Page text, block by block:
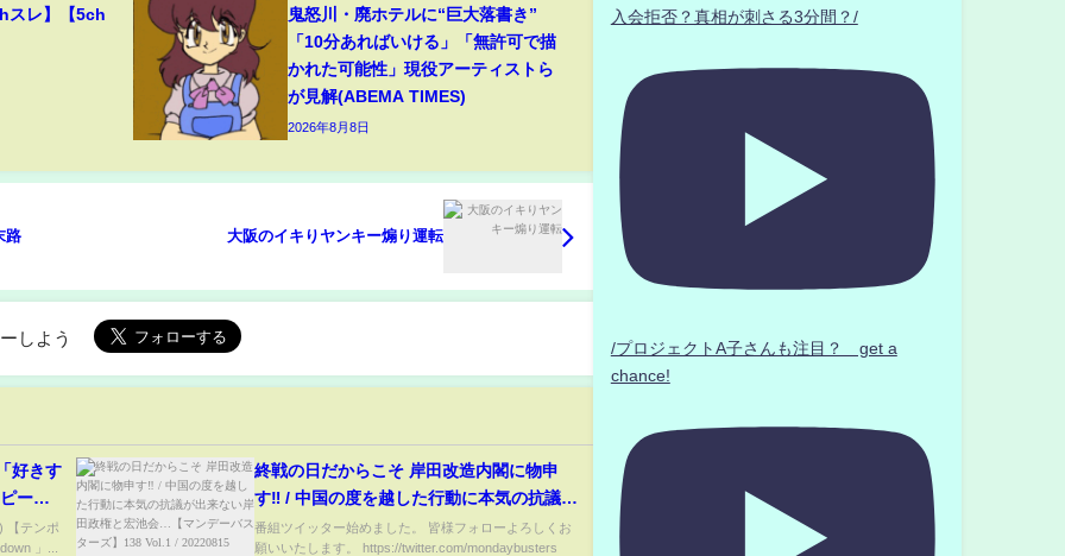
スレ】【5ch
鬼怒川・廃ホテルに“巨大落書き”
「10分あればいける」「無許可で描
かれた可能性」現役アーティストら
が見解(ABEMA TIMES)
2026年8月8日
路 大阪のイキりヤンキー煽り運転
しよう
好きす
ード
【テンポ
」...
終戦の日だからこそ 岸田改造内閣に物申
す‼ / 中国の度を越した行動に本気の抗議が
出来ない岸田政権と宏池会…【マンデーバ
番組ツイッター始めました。 皆様フォローよろしくお
願いいたします。 https://twitter.com/mondaybusters
入会拒否？真相が刺さる3分間？/
/プロジェクトA子さんも注目？ get a
chance!